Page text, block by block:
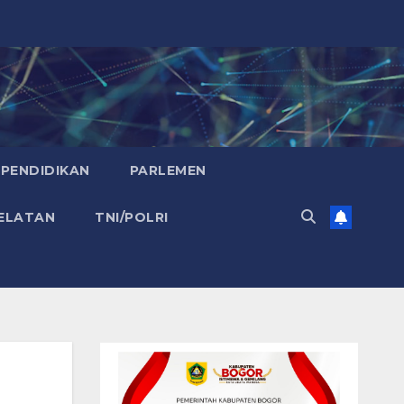
PENDIDIKAN PARLEMEN
TNI/POLRI